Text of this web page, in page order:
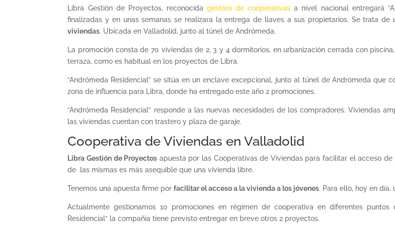
Libra Gestión de Proyectos, reconocida gestora de cooperativas a nivel nacional entregará
finalizadas y en unas semanas se realizara la entrega de llaves a sus propietarios. Se trata
viviendas. Ubicada en Valladolid, junto al túnel de Andrómeda.
La promoción consta de 70 viviendas de 2, 3 y 4 dormitorios, en urbanización cerrada con
terraza, como es habitual en los proyectos de Libra.
“Andrómeda Residencial” se sitúa en un enclave excepcional, junto al túnel de Andrómeda que
zona de influencia para Libra, donde ha entregado este año 2 promociones.
“Andrómeda Residencial” responde a las nuevas necesidades de los compradores. Viviendas
las viviendas cuentan con trastero y plaza de garaje.
Cooperativa de Viviendas en Valladolid
Libra Gestión de Proyectos apuesta por las Cooperativas de Viviendas para facilitar el acceso
de las mismas es más asequible que una vivienda libre.
Tenemos una apuesta firme porfacilitar el acceso a la vivienda a los jóvenes. Para ello, hoy en día,
Actualmente gestionamos 10 promociones en régimen de cooperativa en diferentes
Residencial” la compañía tiene previsto entregar en breve otros 2 proyectos.